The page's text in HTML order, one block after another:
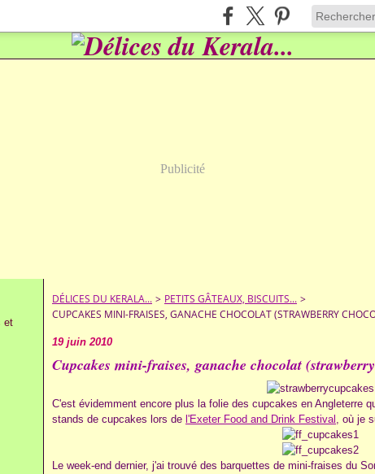
Publicité
et
DÉLICES DU KERALA... > PETITS GÂTEAUX, BISCUITS... >
CUPCAKES MINI-FRAISES, GANACHE CHOCOLAT (STRAWBERRY
19 juin 2010
Cupcakes mini-fraises, ganache chocolat
C'est évidemment encore plus la folie des cupcakes en Angleterre
stands de cupcakes lors de l'Exeter Food and Drink Festival , où je
Le week-end dernier, j'ai trouvé des barquettes de mini-fraises du